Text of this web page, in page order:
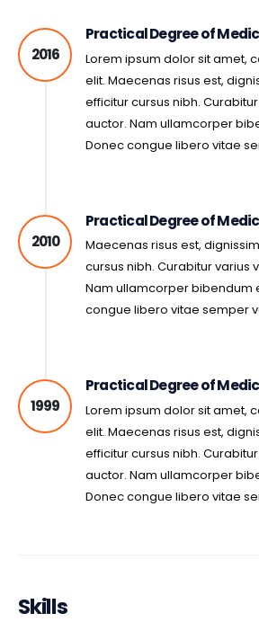
2016
Practical Degree of
Lorem ipsum dolor sit amet,
elit. Maecenas risus est,
efficitur cursus nibh.
auctor. Nam ullamcorper
Donec congue libero vitae
2010
Practical Degree of
Maecenas risus est,
cursus nibh. Curabitur varius
Nam ullamcorper bibendum
congue libero vitae semper
1999
Practical Degree of
Lorem ipsum dolor sit amet,
elit. Maecenas risus est,
efficitur cursus nibh.
auctor. Nam ullamcorper
Donec congue libero vitae
Skills